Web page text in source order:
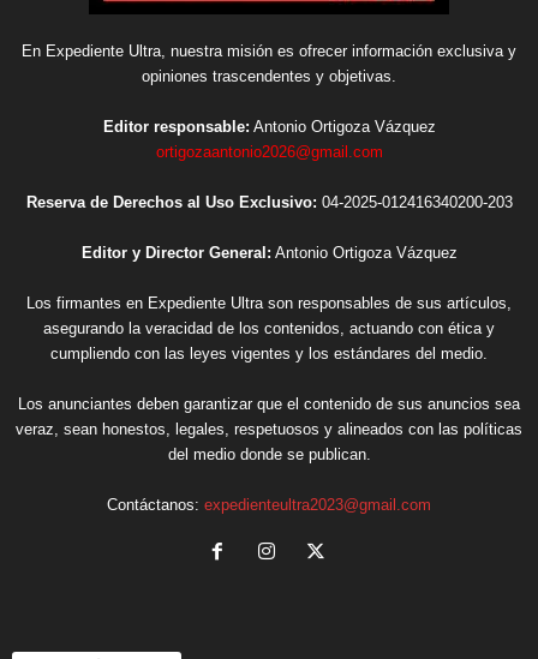
En Expediente Ultra, nuestra misión es ofrecer información exclusiva y
opiniones trascendentes y objetivas.
Editor responsable: Antonio Ortigoza Vázquez
ortigozaantonio2026@gmail.com
Reserva de Derechos al Uso Exclusivo: 04-2025-012416340200-203
Editor y Director General: Antonio Ortigoza Vázquez
Los firmantes en Expediente Ultra son responsables de sus artículos,
asegurando la veracidad de los contenidos, actuando con ética y
cumpliendo con las leyes vigentes y los estándares del medio.
Los anunciantes deben garantizar que el contenido de sus anuncios sea
veraz, sean honestos, legales, respetuosos y alineados con las políticas
del medio donde se publican.
Contáctanos: expedienteultra2023@gmail.com